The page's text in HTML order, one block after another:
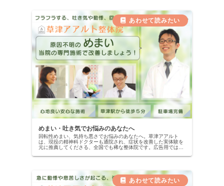
めまい・吐き気でお悩みのあなたへ
回転性めまい、気持ち悪さでお悩みのあなたへ。草津アアルト
は、現役の精神科ドクターも通院され、症状を改善した実体験を
元に推薦してくださる、全国でも稀な整体院です。広告用ではな
しませんか？